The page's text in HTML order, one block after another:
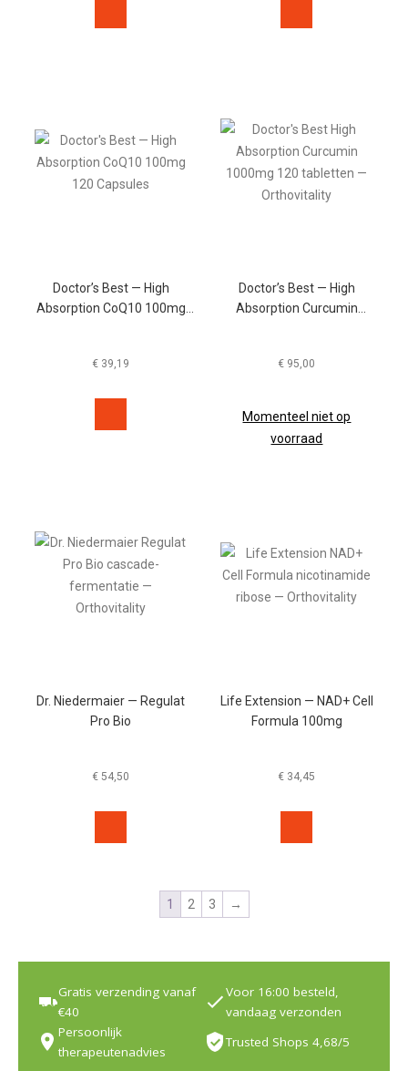
Doctor’s Best — High
Absorption CoQ10 100mg
€ 39,19
Doctor’s Best — High
Absorption Curcumin
€ 95,00
Momenteel niet op
voorraad
Dr. Niedermaier — Regulat
Pro Bio
€ 54,50
Life Extension — NAD+ Cell
Formula 100mg
€ 34,45
1 2 3 →
Gratis verzending vanaf
€40
Voor 16:00 besteld,
vandaag verzonden
Persoonlijk
therapeutenadvies
Trusted Shops 4,68/5